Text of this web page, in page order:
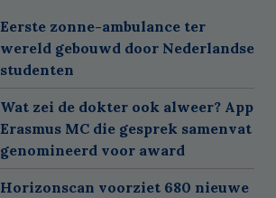
Eerste zonne-ambulance ter
wereld gebouwd door Nederlandse
studenten
Wat zei de dokter ook alweer? App
Erasmus MC die gesprek samenvat
genomineerd voor award
Horizonscan voorziet 680 nieuwe